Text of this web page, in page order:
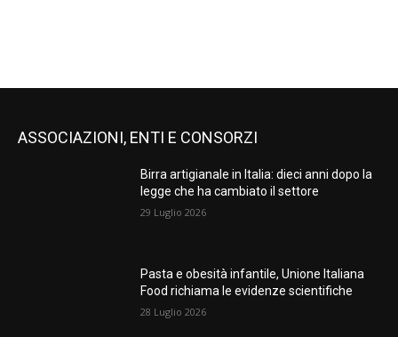
ASSOCIAZIONI, ENTI E CONSORZI
Birra artigianale in Italia: dieci anni dopo la
legge che ha cambiato il settore
29 Luglio 2026
Pasta e obesità infantile, Unione Italiana
Food richiama le evidenze scientifiche
28 Luglio 2026